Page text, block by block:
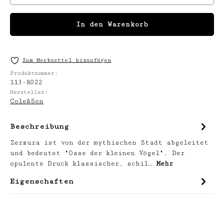
In den Warenkorb
Zum Merkzettel hinzufügen
Produktnummer:
113-8022
Hersteller:
Cole&Son
Beschreibung
Zerzura ist von der mythischen Stadt abgeleitet
und bedeutet "Oase der kleinen Vögel". Der
opulente Druck klassischer, schil… Mehr
Eigenschaften